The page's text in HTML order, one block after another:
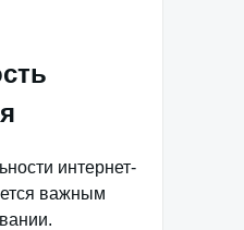
интернет-
важным